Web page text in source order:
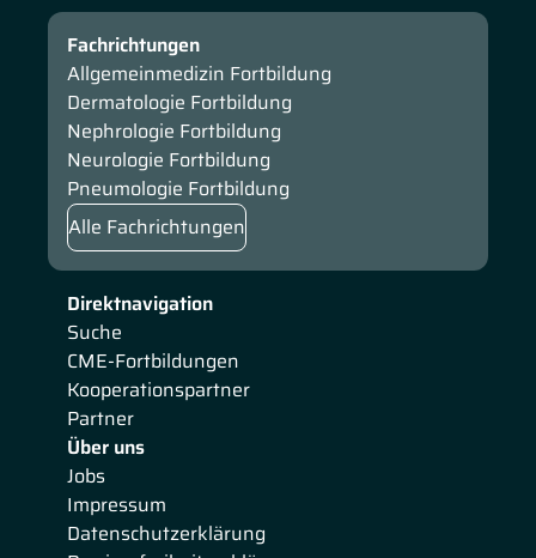
Direktnavigation
Suche
CME-Fortbildungen
Kooperationspartner
Partner
Über uns
Jobs
Impressum
Datenschutzerklärung
Fachrichtungen
Allgemeinmedizin Fortbildung
Dermatologie Fortbildung
Nephrologie Fortbildung
Neurologie Fortbildung
Pneumologie Fortbildung
Alle Fachrichtungen